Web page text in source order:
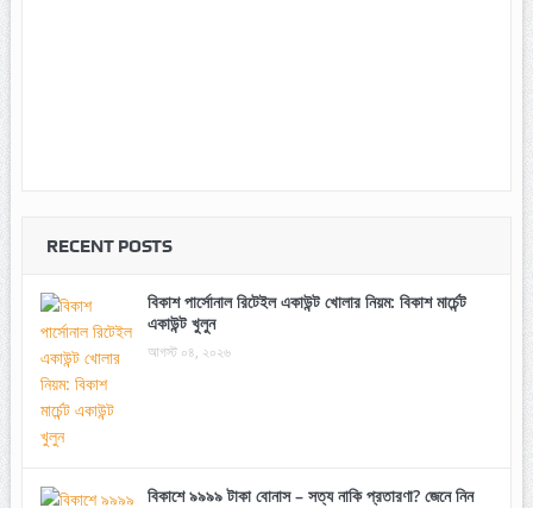
RECENT POSTS
বিকাশ পার্সোনাল রিটেইল একাউন্ট খোলার নিয়ম: বিকাশ মার্চেন্ট
একাউন্ট খুলুন
আগস্ট ০৪, ২০২৬
বিকাশে ৯৯৯৯ টাকা বোনাস – সত্য নাকি প্রতারণা? জেনে নিন